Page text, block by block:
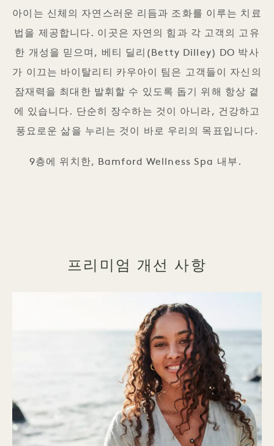
아이는 신체의 자연스러운 리듬과 조화를 이루는 치료
법을 제공합니다. 이곳은 자연의 힘과 각 고객의 고유
한 개성을 믿으며, 베티 딜리(Betty Dilley) DO 박사
가 이끄는 바이탈리티 카우아이 팀은 고객들이 자신의
잠재력을 최대한 발휘할 수 있도록 돕기 위해 항상 곁
에 있습니다. 단순히 장수하는 것이 아니라, 건강하고
풍요로운 삶을 누리는 것이 바로 우리의 목표입니다.
9층에 위치한, Bamford Wellness Spa 내부.
프리미엄 개선 사항